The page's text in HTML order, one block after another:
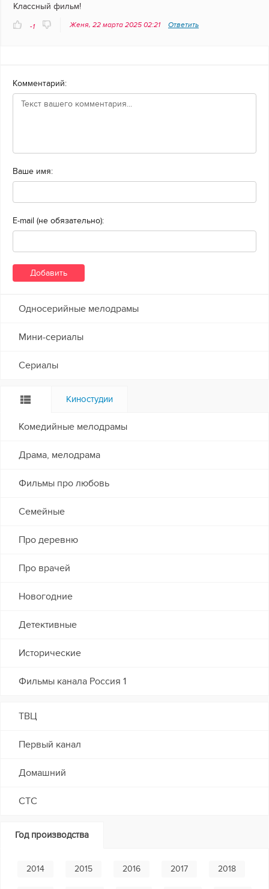
Классный фильм!
-1 Женя, 22 марта 2025 02:21 Ответить
Комментарий:
Ваше имя:
E-mail (не обязательно):
Односерийные мелодрамы
Мини-сериалы
Сериалы
Киностудии
Комедийные мелодрамы
Драма, мелодрама
Фильмы про любовь
Семейные
Про деревню
Про врачей
Новогодние
Детективные
Исторические
Фильмы канала Россия 1
ТВЦ
Первый канал
Домашний
СТС
Год производства
2014 2015 2016 2017 2018